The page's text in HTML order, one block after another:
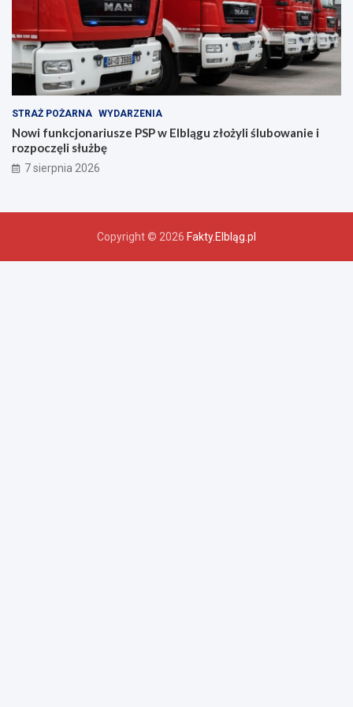
STRAŻ POŻARNA WYDARZENIA
Nowi funkcjonariusze PSP w Elblągu złożyli ślubowanie i
rozpoczęli służbę
7 sierpnia 2026
Copyright © 2026 Fakty.Elbląg.pl